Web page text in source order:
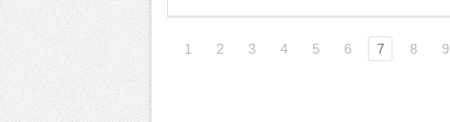
1 2 3 4 5 6 7 8 9